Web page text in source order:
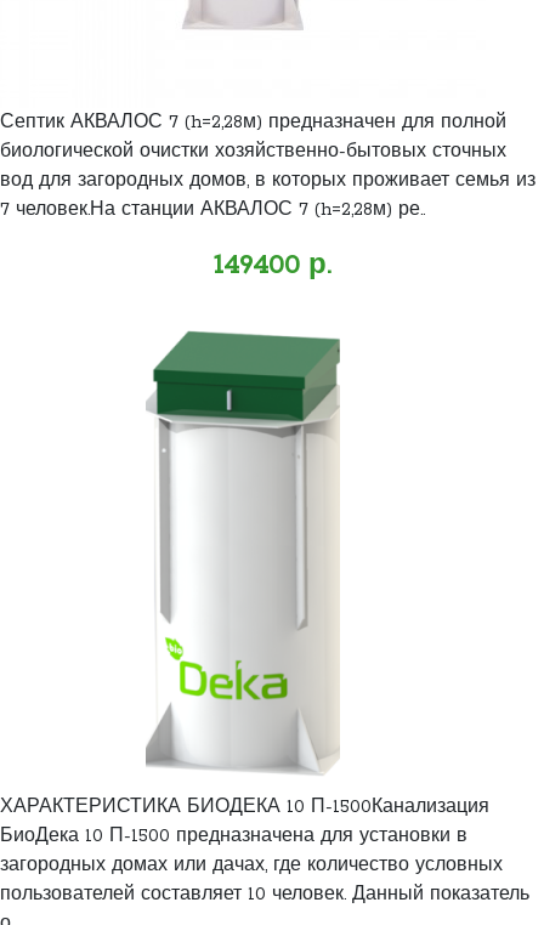
Септик АКВАЛОС 7 (h=2,28м) предназначен для полной
биологической очистки хозяйственно-бытовых сточных
вод для загородных домов, в которых проживает семья из
7 человек.На станции АКВАЛОС 7 (h=2,28м) ре..
149400 р.
ХАРАКТЕРИСТИКА БИОДЕКА 10 П-1500Канализация
БиоДека 10 П-1500 предназначена для установки в
загородных домах или дачах, где количество условных
пользователей составляет 10 человек. Данный показатель